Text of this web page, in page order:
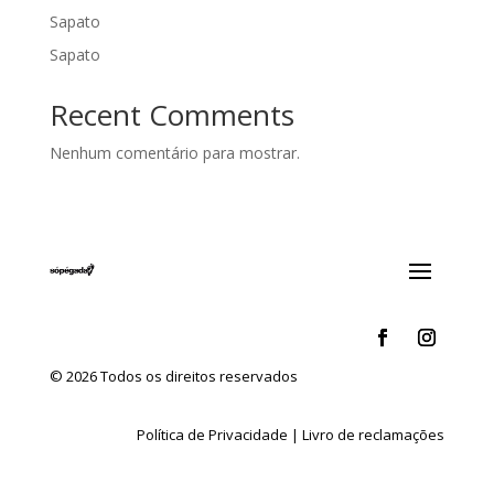
Sapato
Sapato
Recent Comments
Nenhum comentário para mostrar.
© 2026 Todos os direitos reservados
Política de Privacidade |Livro de reclamações